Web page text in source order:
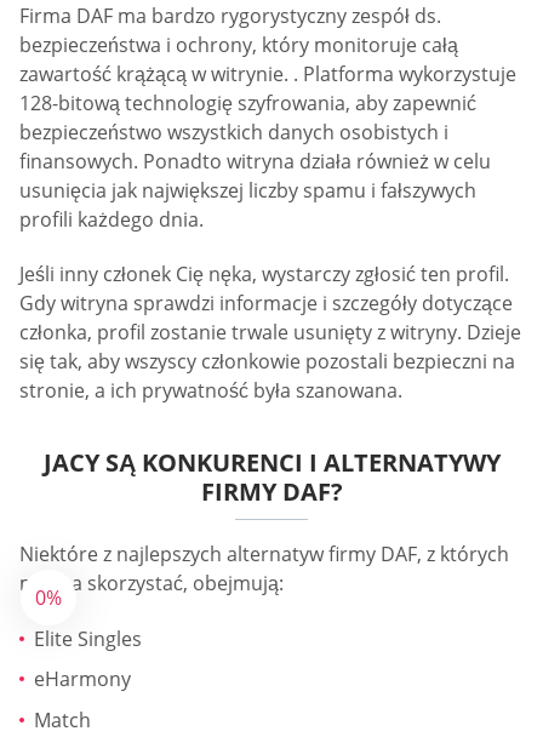
0%
Firma DAF ma bardzo rygorystyczny zespół ds.
bezpieczeństwa i ochrony, który monitoruje całą
zawartość krążącą w witrynie. . Platforma wykorzystuje
128-bitową technologię szyfrowania, aby zapewnić
bezpieczeństwo wszystkich danych osobistych i
finansowych. Ponadto witryna działa również w celu
usunięcia jak największej liczby spamu i fałszywych
profili każdego dnia.
Jeśli inny członek Cię nęka, wystarczy zgłosić ten profil.
Gdy witryna sprawdzi informacje i szczegóły dotyczące
członka, profil zostanie trwale usunięty z witryny. Dzieje
się tak, aby wszyscy członkowie pozostali bezpieczni na
stronie, a ich prywatność była szanowana.
JACY SĄ KONKURENCI I ALTERNATYWY
FIRMY DAF?
Niektóre z najlepszych alternatyw firmy DAF, z których
można skorzystać, obejmują:
Elite Singles
eHarmony
Match